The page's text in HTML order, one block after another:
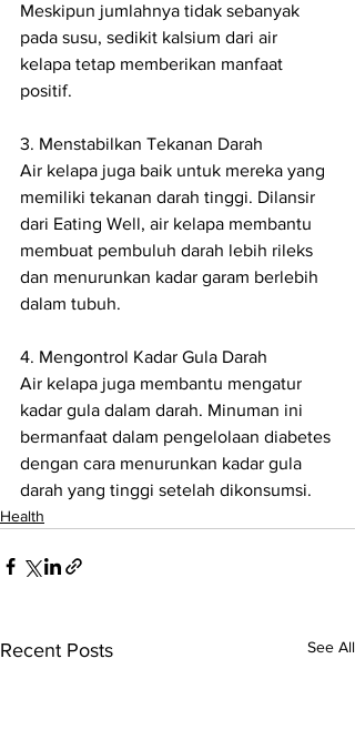
Meskipun jumlahnya tidak sebanyak
pada susu, sedikit kalsium dari air
kelapa tetap memberikan manfaat
positif.
3. Menstabilkan Tekanan Darah
Air kelapa juga baik untuk mereka yang
memiliki tekanan darah tinggi. Dilansir
dari Eating Well, air kelapa membantu
membuat pembuluh darah lebih rileks
dan menurunkan kadar garam berlebih
dalam tubuh.
4. Mengontrol Kadar Gula Darah
Air kelapa juga membantu mengatur
kadar gula dalam darah. Minuman ini
bermanfaat dalam pengelolaan diabetes
dengan cara menurunkan kadar gula
darah yang tinggi setelah dikonsumsi.
Health
Recent Posts See All